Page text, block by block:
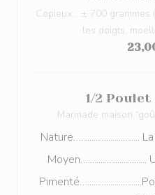
Copieux... ± 700
les doigts,
1/2
Marinade maison
Nature…............................